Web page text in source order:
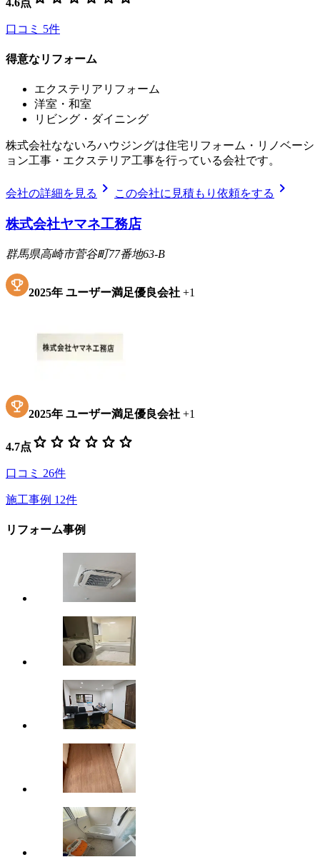
口コミ 5件
得意なリフォーム
エクステリアリフォーム
洋室・和室
リビング・ダイニング
株式会社なないろハウジングは住宅リフォーム・リノベーシ
ョン工事・エクステリア工事を行っている会社です。
会社の詳細を見る chevron_right この会社に見積もり依頼をする chevron_right
株式会社ヤマネ工務店
群馬県高崎市菅谷町77番地63-B
2025年 ユーザー満足優良会社 +1
2025年 ユーザー満足優良会社 +1
4.7点 star star star star star star
口コミ 26件
施工事例 12件
リフォーム事例